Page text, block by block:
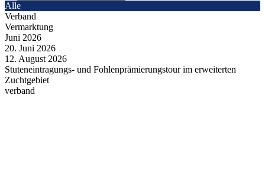
Alle
Verband
Vermarktung
Juni 2026
20. Juni 2026
12. August 2026
Stuteneintragungs- und Fohlenprämierungstour im erweiterten
Zuchtgebiet
verband